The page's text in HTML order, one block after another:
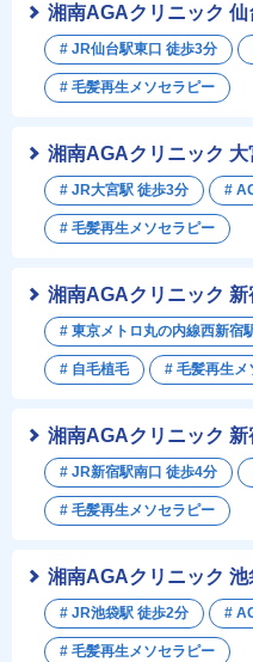
湘南AGAクリニック 新
# 東京メトロ丸の内線西新宿
# 自毛植毛 # 毛髪再生メ
湘南AGAクリニック
# JR新宿駅南口 徒歩4分
# 毛髪再生メソセラピー
湘南AGAクリニック 仙
# JR仙台駅東口 徒歩3分
# 毛髪再生メソセラピー
湘南AGAクリニック 池
# JR池袋駅 徒歩2分 #
# 毛髪再生メソセラピー
湘南AGAクリニック 大
# JR大宮駅 徒歩3分 #
# 毛髪再生メソセラピー